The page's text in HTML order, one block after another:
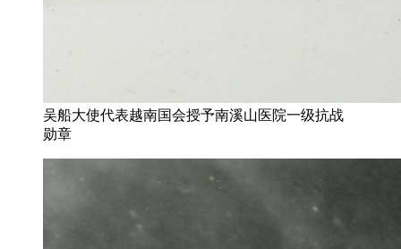
吴船大使代表越南国会授予南溪山医院一级抗战
勋章